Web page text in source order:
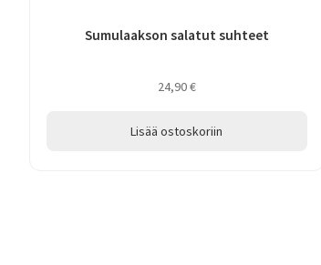
Sumulaakson salatut suhteet
24,90€
Lisää ostoskoriin